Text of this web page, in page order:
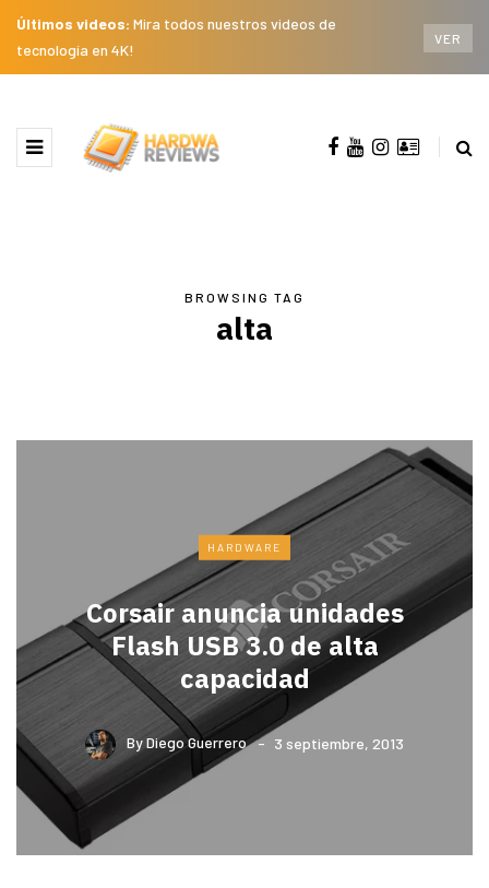
Últimos videos: Mira todos nuestros videos de
tecnología en 4K!
VER
BROWSING TAG
alta
HARDWARE
Corsair anuncia unidades
Flash USB 3.0 de alta
capacidad
ByDiego Guerrero 3 septiembre, 2013